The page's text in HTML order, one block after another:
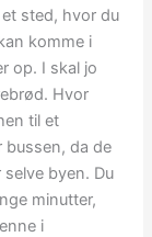
sted, hvor du
komme i
op. I skal jo
Hvor
til et
bussen, da de
byen. Du
minutter,
i